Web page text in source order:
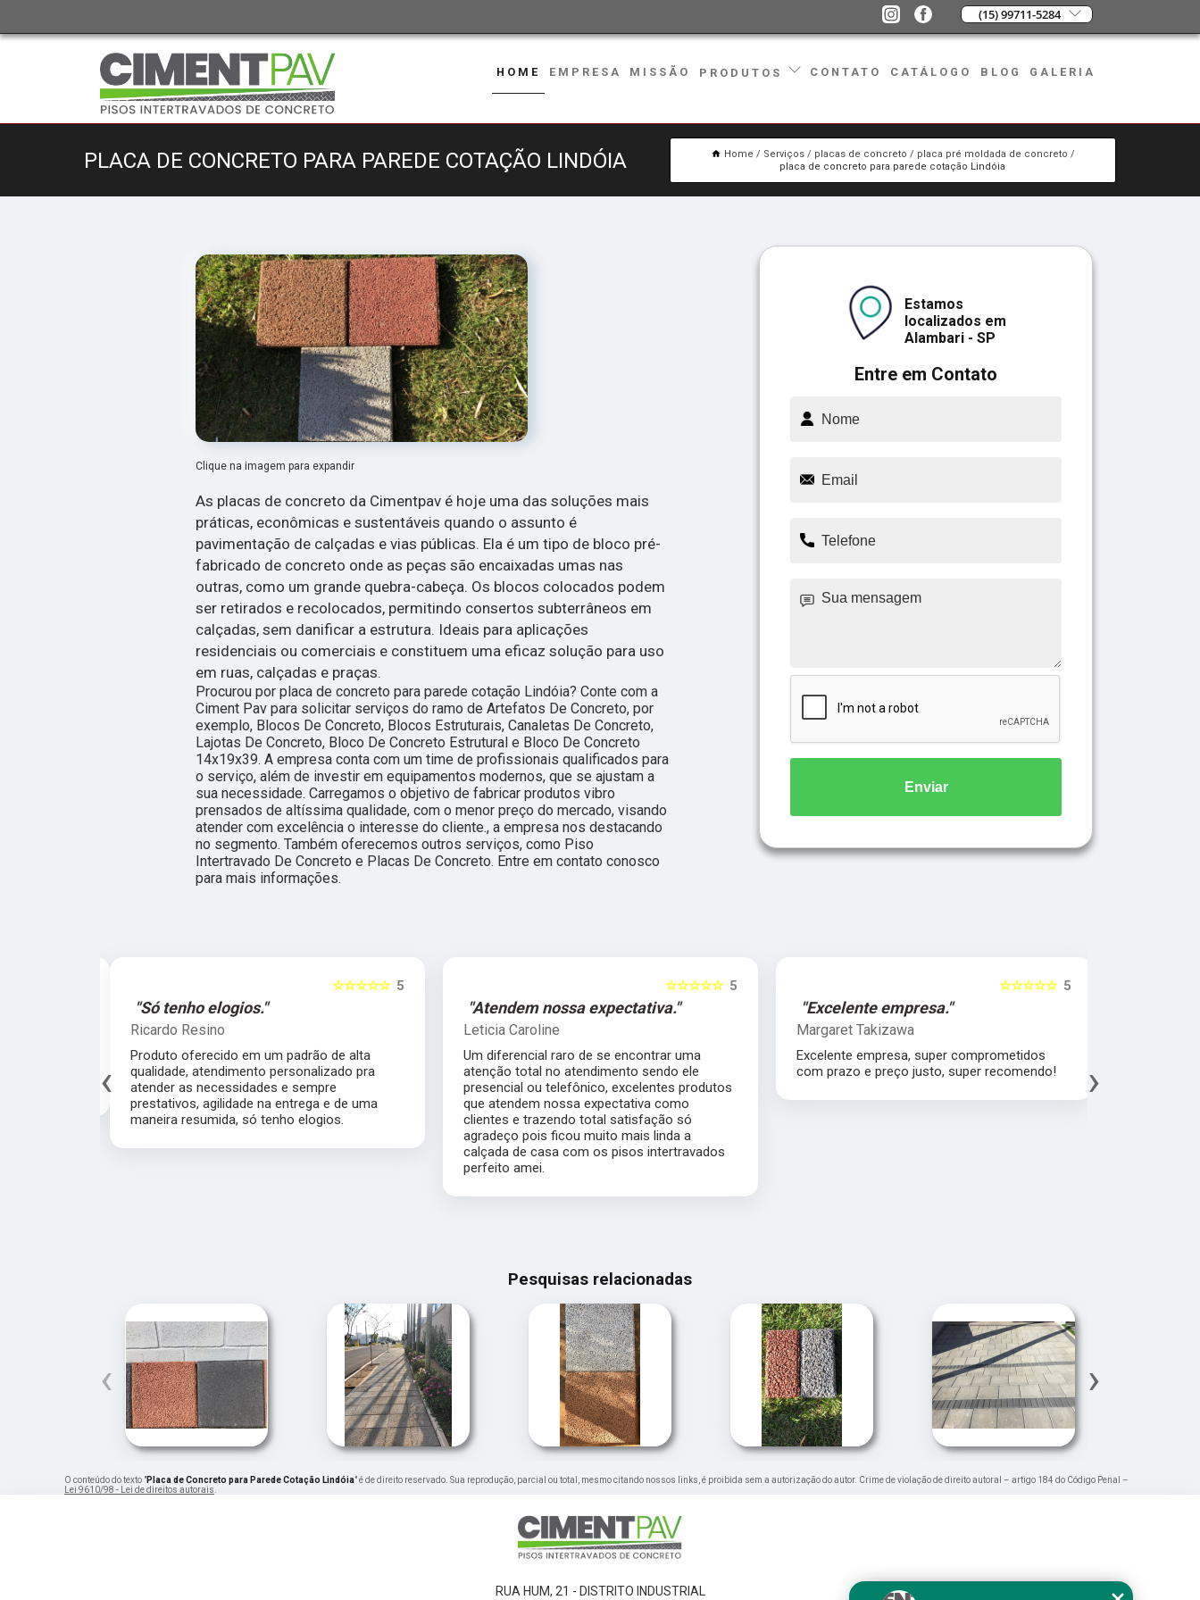
(15) 99711-5284
HOME EMPRESA MISSÃO PRODUTOS CONTATO CATÁLOGO BLOG GALERIA
PLACA DE CONCRETO PARA PAREDE COTAÇÃO LINDÓIA Home Serviços placas de concreto
placa pré moldada de concreto
placa de concreto para parede cotação Lindóia
Clique na imagem para expandir
As placas de concreto da Cimentpav é hoje uma das soluções mais
práticas, econômicas e sustentáveis quando o assunto é
pavimentação de calçadas e vias públicas. Ela é um tipo de bloco pré-
fabricado de concreto onde as peças são encaixadas umas nas
outras, como um grande quebra-cabeça. Os blocos colocados podem
ser retirados e recolocados, permitindo consertos subterrâneos em
calçadas, sem danificar a estrutura. Ideais para aplicações
residenciais ou comerciais e constituem uma eficaz solução para uso
em ruas, calçadas e praças.
Procurou por placa de concreto para parede cotação Lindóia? Conte com a
Ciment Pav para solicitar serviços do ramo de Artefatos De Concreto, por
exemplo, Blocos De Concreto, Blocos Estruturais, Canaletas De Concreto,
Lajotas De Concreto, Bloco De Concreto Estrutural e Bloco De Concreto
14x19x39. A empresa conta com um time de profissionais qualificados para
o serviço, além de investir em equipamentos modernos, que se ajustam a
sua necessidade. Carregamos o objetivo de fabricar produtos vibro
prensados de altíssima qualidade, com o menor preço do mercado, visando
atender com excelência o interesse do cliente., a empresa nos destacando
no segmento. Também oferecemos outros serviços, como Piso
Intertravado De Concreto e Placas De Concreto. Entre em contato conosco
para mais informações.
Entre em Contato
Estamos
localizados em
Alambari - SP
Enviar
5
☆☆☆☆☆
"Só tenho elogios."
Ricardo Resino
Produto oferecido em um padrão de alta
qualidade, atendimento personalizado pra
atender as necessidades e sempre
prestativos, agilidade na entrega e de uma
maneira resumida, só tenho elogios.
5
☆☆☆☆☆
"Atendem nossa expectativa."
Leticia Caroline
Um diferencial raro de se encontrar uma
atenção total no atendimento sendo ele
presencial ou telefônico, excelentes produtos
que atendem nossa expectativa como
clientes e trazendo total satisfação só
agradeço pois ficou muito mais linda a
calçada de casa com os pisos intertravados
perfeito amei.
5
☆☆☆☆☆
"Excelente empresa."
Margaret Takizawa
Excelente empresa, super comprometidos
com prazo e preço justo, super recomendo!
‹ ›
Pesquisas relacionadas
‹ ›
O conteúdo do texto "Placa de Concreto para Parede Cotação Lindóia" é de direito reservado. Sua reprodução, parcial ou total, mesmo citando nossos links, é proibida sem a autorização do autor. Crime de violação de direito autoral – artigo 184 do Código Penal –
Lei 9610/98 - Lei de direitos autorais
RUA HUM, 21 - DISTRITO INDUSTRIAL